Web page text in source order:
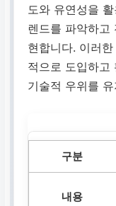
도와 유연성을
렌드를 파악하고
현합니다. 이러
적으로 도입하고
기술적 우위를